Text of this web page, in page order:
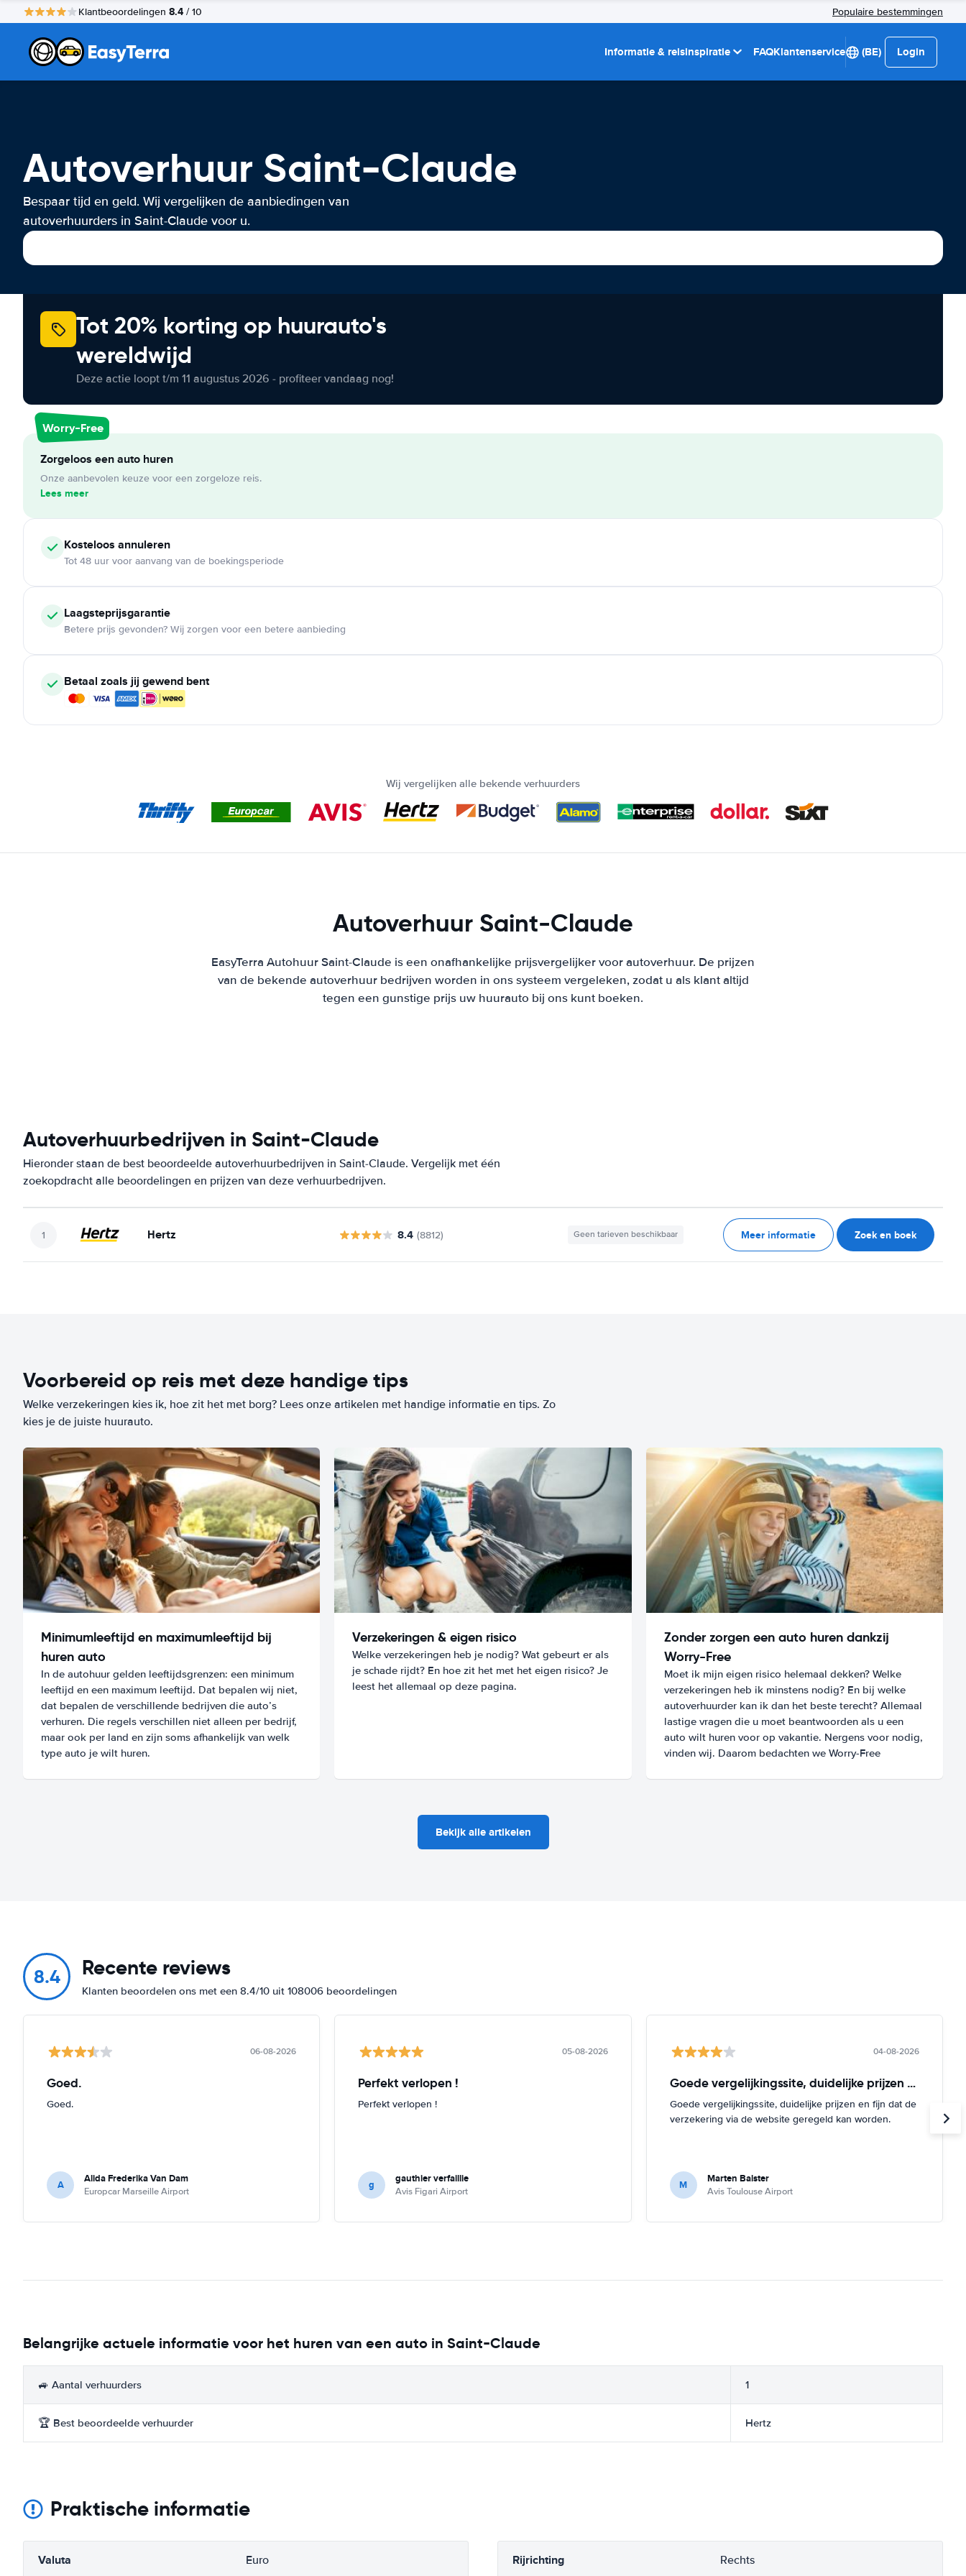
Klantbeoordelingen 8.4 / 10 Populaire bestemmingen
Informatie & reisinspiratie FAQKlantenservice (BE) Login
Autoverhuur Saint-Claude
Bespaar tijd en geld. Wij vergelijken de aanbiedingen van
autoverhuurders in Saint-Claude voor u.
Tot 20% korting op huurauto's
wereldwijd
Deze actie loopt t/m 11 augustus 2026 - profiteer vandaag nog!
Worry-Free
Zorgeloos een auto huren
Onze aanbevolen keuze voor een zorgeloze reis.
Lees meer
Kosteloos annuleren
Tot 48 uur voor aanvang van de boekingsperiode
Laagsteprijsgarantie
Betere prijs gevonden? Wij zorgen voor een betere aanbieding
Betaal zoals jij gewend bent
Wij vergelijken alle bekende verhuurders
Autoverhuur Saint-Claude
EasyTerra Autohuur Saint-Claude is een onafhankelijke prijsvergelijker voor autoverhuur. De prijzen
van de bekende autoverhuur bedrijven worden in ons systeem vergeleken, zodat u als klant altijd
tegen een gunstige prijs uw huurauto bij ons kunt boeken.
Autoverhuurbedrijven in Saint-Claude
Hieronder staan de best beoordeelde autoverhuurbedrijven in Saint-Claude. Vergelijk met één
zoekopdracht alle beoordelingen en prijzen van deze verhuurbedrijven.
Hertz 8.4 (8812) Geen tarieven beschikbaar Meer informatie Zoek en boek
Voorbereid op reis met deze handige tips
Welke verzekeringen kies ik, hoe zit het met borg? Lees onze artikelen met handige informatie en tips. Zo
kies je de juiste huurauto.
Minimumleeftijd en maximumleeftijd bij
huren auto
In de autohuur gelden leeftijdsgrenzen: een minimum
leeftijd en een maximum leeftijd. Dat bepalen wij niet,
dat bepalen de verschillende bedrijven die auto’s
verhuren. Die regels verschillen niet alleen per bedrijf,
maar ook per land en zijn soms afhankelijk van welk
type auto je wilt huren.
Verzekeringen & eigen risico
Welke verzekeringen heb je nodig? Wat gebeurt er als
je schade rijdt? En hoe zit het met het eigen risico? Je
leest het allemaal op deze pagina.
Zonder zorgen een auto huren dankzij
Worry-Free
Moet ik mijn eigen risico helemaal dekken? Welke
verzekeringen heb ik minstens nodig? En bij welke
autoverhuurder kan ik dan het beste terecht? Allemaal
lastige vragen die u moet beantwoorden als u een
auto wilt huren voor op vakantie. Nergens voor nodig,
vinden wij. Daarom bedachten we Worry-Free
Bekijk alle artikelen
8.4 Recente reviews
Klanten beoordelen ons met een 8.4/10 uit 108006 beoordelingen
06-08-2026
Goed.
Goed.
A Alida Frederika Van Dam
Europcar Marseille Airport
05-08-2026
Perfekt verlopen !
Perfekt verlopen !
g gauthier verfaillie
Avis Figari Airport
04-08-2026
Goede vergelijkingssite, duidelijke prijzen en
Goede vergelijkingssite, duidelijke prijzen en fijn dat de
verzekering via de website geregeld kan worden.
M Marten Balster
Avis Toulouse Airport
Belangrijke actuele informatie voor het huren van een auto in Saint-Claude
🚙 Aantal verhuurders 1
🏆 Best beoordeelde verhuurder Hertz
Praktische informatie
Valuta Euro Rijrichting Rechts